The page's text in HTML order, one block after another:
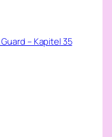
Guard – Kapitel 35